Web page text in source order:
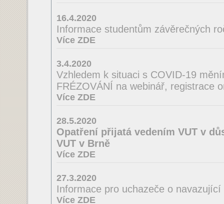
16.4.2020
Informace studentům závěrečných
Více ZDE
3.4.2020
Vzhledem k situaci s COVID-19
FRÉZOVÁNÍ na webinář, registrace
Více ZDE
28.5.2020
Opatření přijatá vedením VUT v
VUT v Brně
Více ZDE
27.3.2020
Informace pro uchazeče o
Více ZDE